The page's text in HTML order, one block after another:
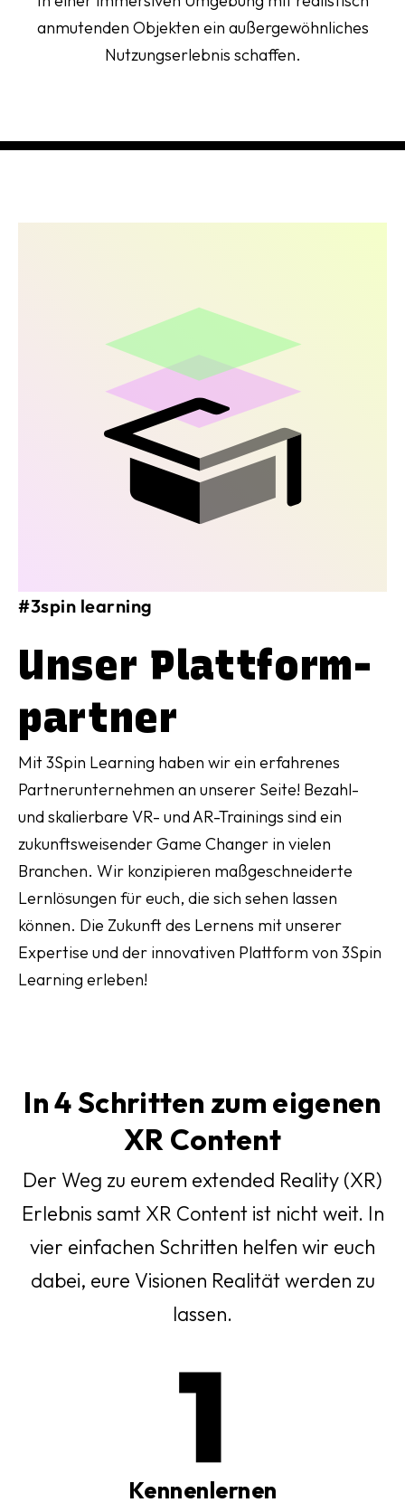
anmutenden Objekten ein außergewöhnliches
Nutzungserlebnis schaffen.
#3spin learning
Unser Plattform-
partner
Mit 3Spin Learning haben wir ein erfahrenes
Partnerunternehmen an unserer Seite! Bezahl-
und skalierbare VR- und AR-Trainings sind ein
zukunftsweisender Game Changer in vielen
Branchen. Wir konzipieren maßgeschneiderte
Lernlösungen für euch, die sich sehen lassen
können. Die Zukunft des Lernens mit unserer
Expertise und der innovativen Plattform von 3Spin
Learning erleben!
In 4 Schritten zum eigenen
XR Content
Der Weg zu eurem extended Reality (XR)
Erlebnis samt XR Content ist nicht weit. In
vier einfachen Schritten helfen wir euch
dabei, eure Visionen Realität werden zu
lassen.
Kennenlernen